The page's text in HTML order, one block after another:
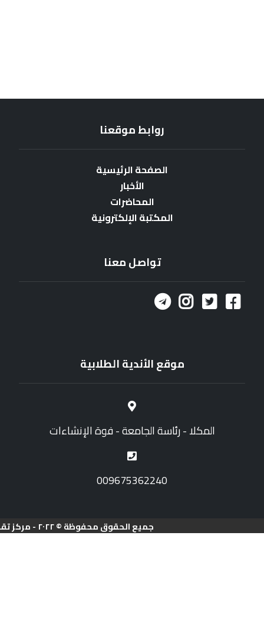
روابط موقعنا
الصفحة الرئيسية
الأخبار
المحاضرات
المكتبة الإلكترونية
تواصل معنا
موقع الأندية الطلابية
المكلا - رئاسة الجامعة - فوة الإنشاءات
009675362240
جميع الحقوق محفوظة © ٢٠٢٢ - مركز تقنية المعلومات - جامعة حضرموت